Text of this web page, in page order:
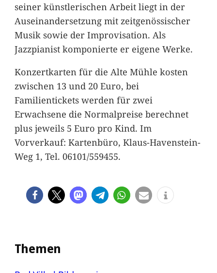
seiner künstlerischen Arbeit liegt in der
Auseinandersetzung mit zeitgenössischer
Musik sowie der Improvisation. Als
Jazzpianist komponierte er eigene Werke.
Konzertkarten für die Alte Mühle kosten
zwischen 13 und 20 Euro, bei
Familientickets werden für zwei
Erwachsene die Normalpreise berechnet
plus jeweils 5 Euro pro Kind. Im
Vorverkauf: Kartenbüro, Klaus-Havenstein-
Weg 1, Tel. 06101/559455.
Themen